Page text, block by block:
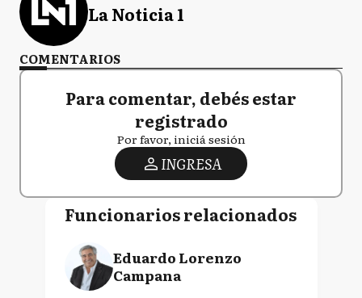
La Noticia 1
COMENTARIOS
Para comentar, debés estar
registrado
Por favor, iniciá sesión
INGRESA
Funcionarios relacionados
Eduardo Lorenzo
Campana